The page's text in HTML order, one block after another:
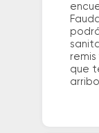
que